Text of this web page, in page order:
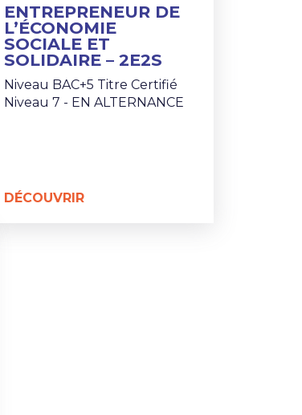
ENTREPRENEUR DE
L’ÉCONOMIE
SOCIALE ET
SOLIDAIRE – 2E2S
Niveau BAC+5 Titre Certifié
Niveau 7 - EN ALTERNANCE
DÉCOUVRIR